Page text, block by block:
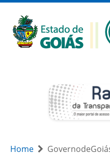
Home